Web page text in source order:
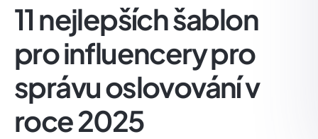
11 nejlepších šablon
pro influencery pro
správu oslovování v
roce 2025